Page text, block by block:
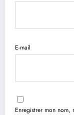
E-mail
Enregistrer mon nom,